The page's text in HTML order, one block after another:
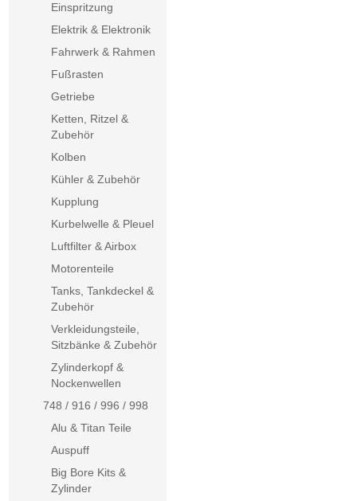
Einspritzung
Elektrik & Elektronik
Fahrwerk & Rahmen
Fußrasten
Getriebe
Ketten, Ritzel &
Zubehör
Kolben
Kühler & Zubehör
Kupplung
Kurbelwelle & Pleuel
Luftfilter & Airbox
Motorenteile
Tanks, Tankdeckel &
Zubehör
Verkleidungsteile,
Sitzbänke & Zubehör
Zylinderkopf &
Nockenwellen
748 / 916 / 996 / 998
Alu & Titan Teile
Auspuff
Big Bore Kits &
Zylinder